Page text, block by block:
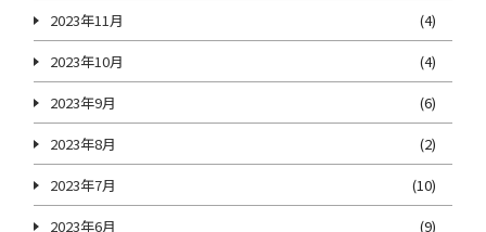
2023年11月
(4)
2023年10月
(4)
2023年9月
(6)
2023年8月
(2)
2023年7月
(10)
2023年6月
(9)